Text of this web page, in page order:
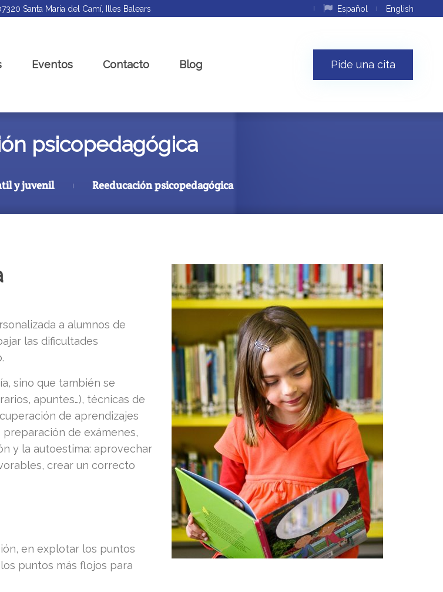
Santa Maria del Camí, Illes Balears Español English
Eventos Contacto Blog Pide una cita
psicopedagógica
y juvenil Reeducación psicopedagógica
a alumnos de
las dificultades
sino que también se
apuntes…), técnicas de
de aprendizajes
de exámenes,
y la autoestima: aprovechar
crear un correcto
en explotar los puntos
puntos más flojos para